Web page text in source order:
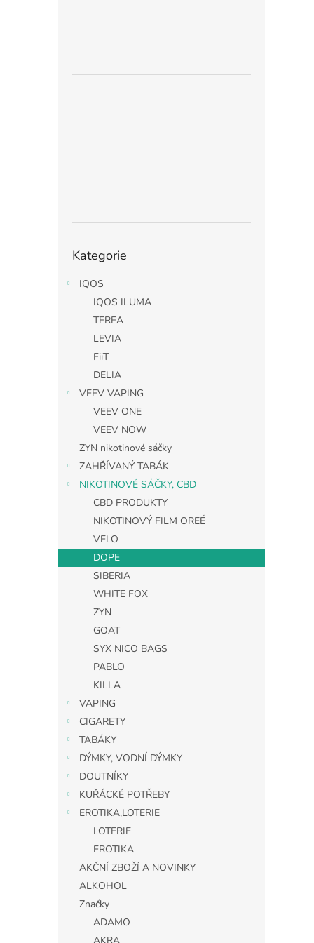
kategorie
Kategorie
IQOS
IQOS ILUMA
TEREA
LEVIA
FiiT
DELIA
VEEV VAPING
VEEV ONE
VEEV NOW
ZYN nikotinové sáčky
ZAHŘÍVANÝ TABÁK
NIKOTINOVÉ SÁČKY, CBD
CBD PRODUKTY
NIKOTINOVÝ FILM OREÉ
VELO
DOPE
SIBERIA
WHITE FOX
ZYN
GOAT
SYX NICO BAGS
PABLO
KILLA
VAPING
CIGARETY
TABÁKY
DÝMKY, VODNÍ DÝMKY
DOUTNÍKY
KUŘÁCKÉ POTŘEBY
EROTIKA,LOTERIE
LOTERIE
EROTIKA
AKČNÍ ZBOŽÍ A NOVINKY
ALKOHOL
Značky
ADAMO
AKRA